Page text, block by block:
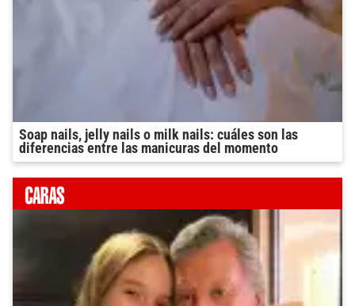
Soap nails, jelly nails o milk nails: cuáles son las
diferencias entre las manicuras del momento